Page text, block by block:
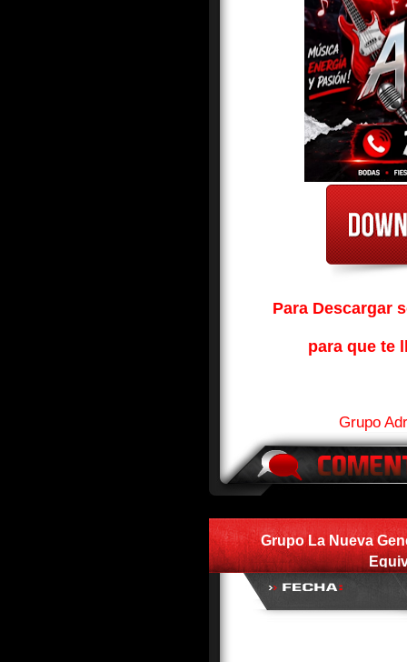
Para Descargar
para que te
Grupo
Grupo La Nueva